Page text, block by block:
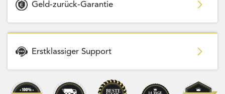
Geld-zurück-Garantie
Erstklassiger Support